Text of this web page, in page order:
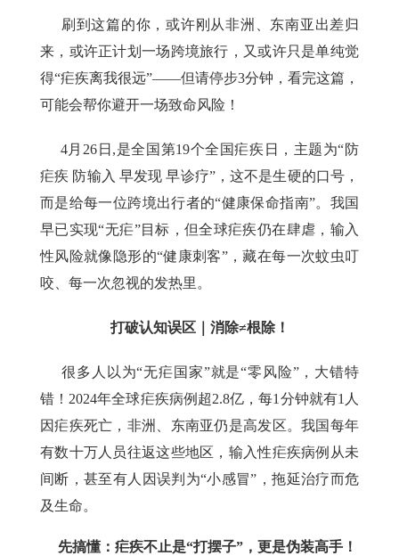
刷到这篇的你，或许刚从非洲、东南亚出差归
来，或许正计划一场跨境旅行，又或许只是单纯觉
得“疟疾离我很远”——但请停步3分钟，看完这篇，
可能会帮你避开一场致命风险！
4月26日,是全国第19个全国疟疾日，主题为“防
疟疾 防输入 早发现 早诊疗”，这不是生硬的口号，
而是给每一位跨境出行者的“健康保命指南”。我国
早已实现“无疟”目标，但全球疟疾仍在肆虐，输入
性风险就像隐形的“健康刺客”，藏在每一次蚊虫叮
咬、每一次忽视的发热里。
打破认知误区｜消除≠根除！
很多人以为“无疟国家”就是“零风险”，大错特
错！2024年全球疟疾病例超2.8亿，每1分钟就有1人
因疟疾死亡，非洲、东南亚仍是高发区。我国每年
有数十万人员往返这些地区，输入性疟疾病例从未
间断，甚至有人因误判为“小感冒”，拖延治疗而危
及生命。
先搞懂：疟疾不止是“打摆子”，更是伪装高手！